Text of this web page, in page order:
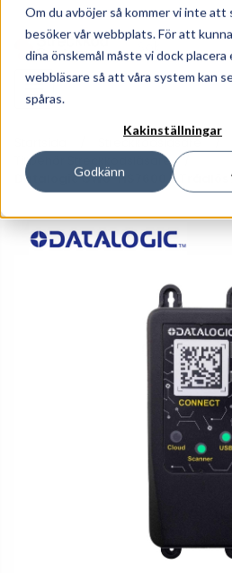
Om du avböjer så kommer vi inte att
besöker vår webbplats. För att
dina önskemål måste vi dock placera
webbläsare så att våra system kan
spåras.
Kakinställningar
Godkänn
010-162 61 90
Streckkodsläsare
Tillbehör Streckkodsläsare
Datalogic GWU-HS7600 -